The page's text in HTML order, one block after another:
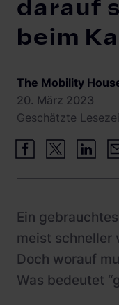
Beratung,
Monitoring
Zuhause laden
Knowledge
Vehicle-to-
darauf
beim
The Mobility
20. März 2023
Geschätzte
Ein
meist schneller
Doch worauf
Was bedeutet